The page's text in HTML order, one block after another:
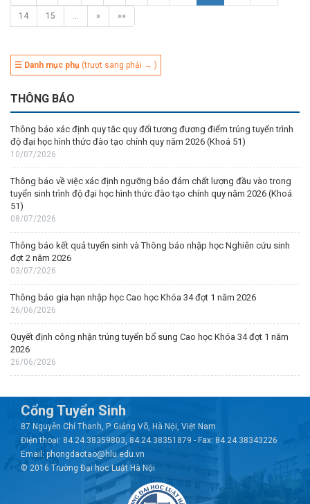
14 15 … » »»
☰ Danh mục phụ (trượt sang phải → )
THÔNG BÁO
Thông báo xác định quy tắc quy đổi tương đương điểm trúng tuyển trình
độ đại học hình thức đào tạo chính quy năm 2026 (Khoá 51)
10/07/2026
Thông báo về việc xác định ngưỡng bảo đảm chất lượng đầu vào trong
tuyển sinh trình độ đại học hình thức đào tạo chính quy năm 2026 (Khoá
51)
08/07/2026
Thông báo kết quả tuyển sinh và Thông báo nhập học Nghiên cứu sinh
đợt 2 năm 2026
03/07/2026
Thông báo gia hạn nhập học Cao học Khóa 34 đợt 1 năm 2026
26/06/2026
Quyết định công nhận trúng tuyển bổ sung Cao học Khóa 34 đợt 1 năm
2026
26/06/2026
Cổng Tuyển Sinh
87 Nguyễn Chí Thanh, P. Giảng Võ, Hà Nội, Việt Nam
Điện thoại: 84.24.38359803, 84.24.38351879 - Fax: 84.24.38343226
Email: phongdaotao@hlu.edu.vn
© 2016 Trường Đại học Luật Hà Nội